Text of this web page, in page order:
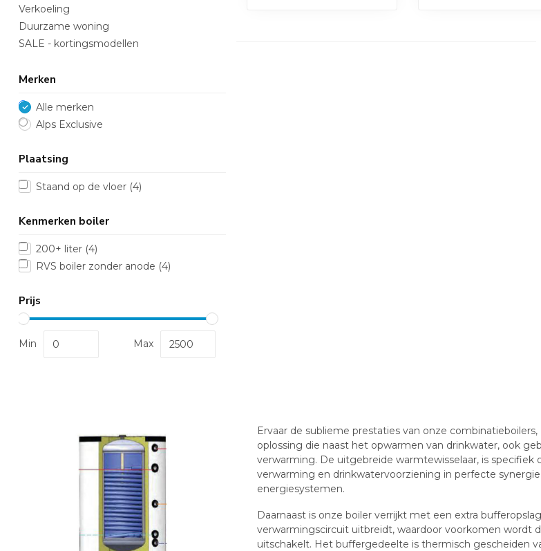
Verkoeling
Duurzame woning
SALE - kortingsmodellen
Merken
Alle merken
Alps Exclusive
Plaatsing
Staand op de vloer (4)
Kenmerken boiler
200+ liter (4)
RVS boiler zonder anode (4)
Prijs
Min Max
Ervaar de sublieme prestaties van onze
oplossing die naast het opwarmen van drinkwater, ook
verwarming. De uitgebreide warmtewisselaar, is
verwarming en drinkwatervoorziening in perfecte
energiesystemen.
Daarnaast is onze boiler verrijkt met een extra
verwarmingscircuit uitbreidt, waardoor voorkomen wordt
uitschakelt. Het buffergedeelte is thermisch gescheiden